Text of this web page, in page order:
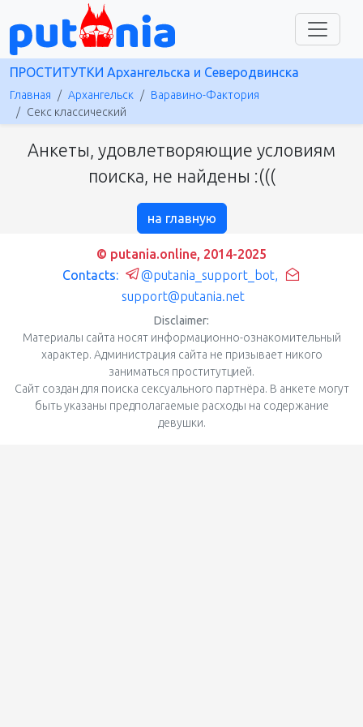
ПРОСТИТУТКИ Архангельска и Северодвинска
Главная Архангельск
Варавино-Фактория
Секс классический
Анкеты, удовлетворяющие условиям
поиска, не найдены :(((
на главную
© putania.online, 2014-2025
Contacts:
@putania_support_bot,
support@putania.net
Disclaimer:
Материалы сайта носят информационно-ознакомительный
характер. Администрация сайта не призывает никого
заниматься проститутцией.
Сайт создан для поиска сексуального партнёра. В анкете могут
быть указаны предполагаемые расходы на содержание
девушки.